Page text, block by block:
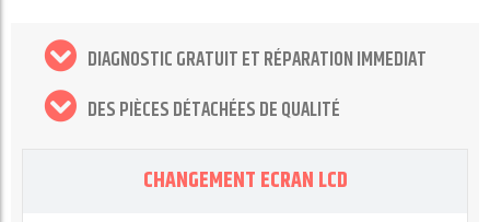
DIAGNOSTIC GRATUIT ET RÉPARATION IMMEDIAT
DES PIÈCES DÉTACHÉES DE QUALITÉ
CHANGEMENT ECRAN LCD